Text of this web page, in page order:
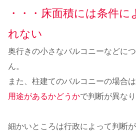
・・・床面積には条件に
れない
奥行きの小さなバルコニーなどに
ん。
また、柱建てのバルコニーの場合
用途があるかどうかで判断が異なり
細かいところは行政によって判断